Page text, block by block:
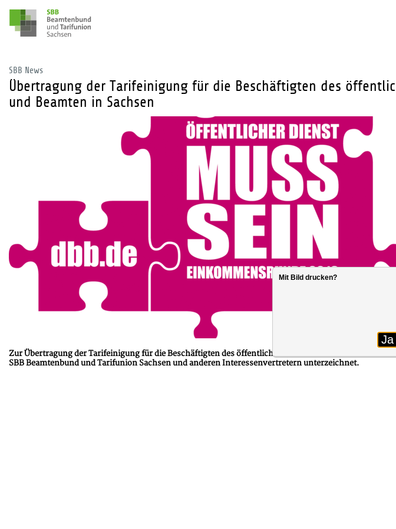
SBB News
Übertragung der Tarifeinigung für die Beschäftigten des
und Beamten in Sachsen
Foto: dbb
Zur Übertragung der Tarifeinigung für die Beschäftigten des öffentlichen Dienstes der Länder
SBB Beamtenbund und Tarifunion Sachsen und anderen Interessenvertretern unterzeichnet.
Mit Bild drucken?
Ja